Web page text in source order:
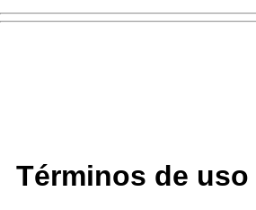
Términos de uso